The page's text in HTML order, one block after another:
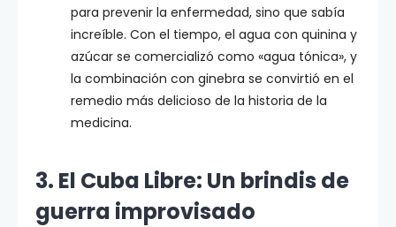
para prevenir la enfermedad, sino que sabía
increíble. Con el tiempo, el agua con quinina y
azúcar se comercializó como «agua tónica», y
la combinación con ginebra se convirtió en el
remedio más delicioso de la historia de la
medicina.
3. El Cuba Libre: Un brindis de
guerra improvisado